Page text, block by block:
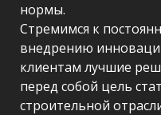
нормы.
Стремимся к
внедрению
клиентам лучшие
перед собой цель
строительной